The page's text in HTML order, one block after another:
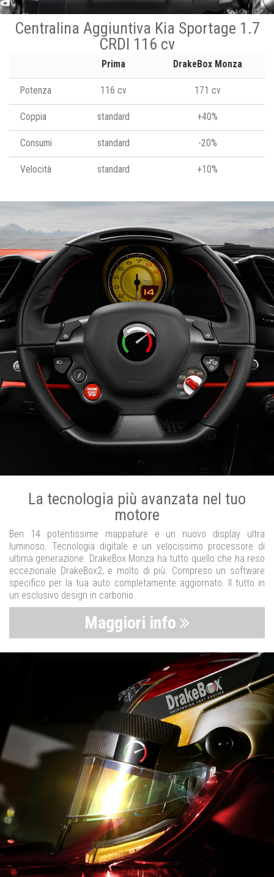
Centralina Aggiuntiva Kia Sportage 1.7
CRDI 116 cv
Prima DrakeBox Monza
Potenza 116 cv 171 cv
Coppia standard +40%
Consumi standard -20%
Velocità standard +10%
La tecnologia più avanzata nel tuo
motore
Ben 14 potentissime mappature e un nuovo display ultra
luminoso. Tecnologia digitale e un velocissimo processore di
ultima generazione. DrakeBox Monza ha tutto quello che ha reso
eccezionale DrakeBox2, e molto di più. Compreso un software
specifico per la tua auto completamente aggiornato. Il tutto in
un esclusivo design in carbonio.
Maggiori info